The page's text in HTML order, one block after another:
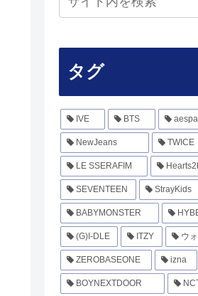
タグ
IVE BTS aespa
NewJeans TWICE
LE SSERAFIM
SEVENTEEN StrayKids
BABYMONSTER
(G)I-DLE ITZY ウォ
ZEROBASEONE izna
BOYNEXTDOOR